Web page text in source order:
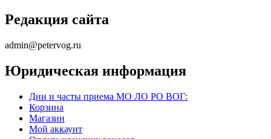
Редакция сайта
admin@petervog.ru
Юридическая информация
Дни и часты приема МО ЛО РО ВОГ:
Корзина
Магазин
Мой аккаунт